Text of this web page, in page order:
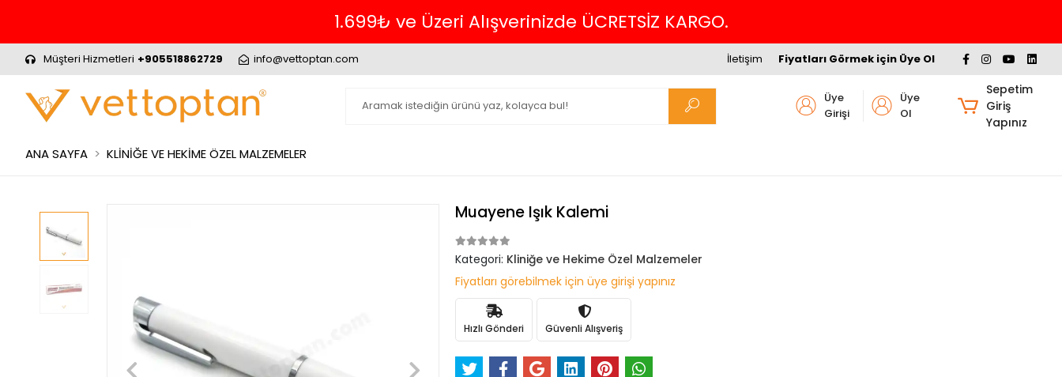
1.699₺ ve Üzeri Alışverinizde ÜCRETSİZ KARGO.
Müşteri Hizmetleri +905518862729 info@vettoptan.com Fiyatları Görmek için Üye Ol
İletişim
Üye
Girişi
Üye
Ol
Sepetim
Giriş
Yapınız
ANA SAYFA KLİNİĞE VE HEKİME ÖZEL MALZEMELER
Muayene Işık Kalemi
Kategori: Kliniğe ve Hekime Özel Malzemeler
Fiyatları görebilmek için üye girişi yapınız
Hızlı Gönderi Güvenli Alışveriş